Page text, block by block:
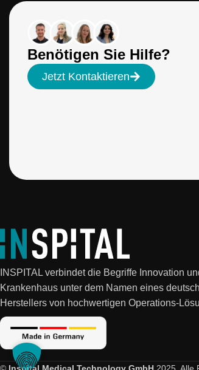
Benötigen Sie Hilfe?
Jetzt Kontaktieren
INSPITAL verbindet die Begriffe Innovation
Krankenhaus unter dem Namen eines
Herstellers von hochwertigen Operations-